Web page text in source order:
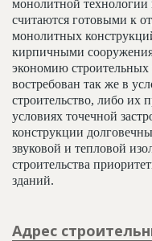
монолитной технологии
считаются готовыми к
монолитных
кирпичными
экономию строительных
востребован так же в
строительство, либо их
условиях точечной
конструкции
звуковой и тепловой
строительства
зданий.
Адрес